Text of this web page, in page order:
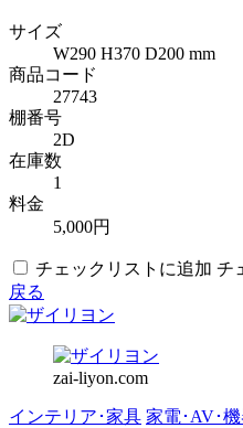
サイズ
W290 H370 D200 mm
商品コード
27743
棚番号
2D
在庫数
1
料金
5,000円
チェックリストに追加 チ
戻る
zai-liyon.com
インテリア･家具 家電･AV･